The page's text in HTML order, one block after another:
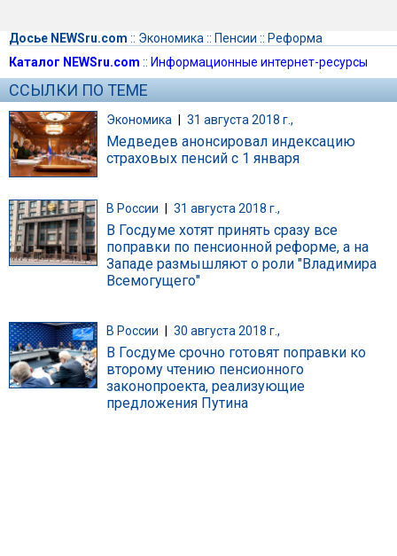
Досье NEWSru.com :: Экономика :: Пенсии :: Реформа
Каталог NEWSru.com :: Информационные интернет-ресурсы
ССЫЛКИ ПО ТЕМЕ
Экономика | 31 августа 2018 г.,
Медведев анонсировал индексацию
страховых пенсий с 1 января
В России 31 августа 2018 г.,
В Госдуме хотят принять сразу все
поправки по пенсионной реформе, а на
Западе размышляют о роли "Владимира
Всемогущего"
В России 30 августа 2018 г.,
В Госдуме срочно готовят поправки ко
второму чтению пенсионного
законопроекта, реализующие
предложения Путина